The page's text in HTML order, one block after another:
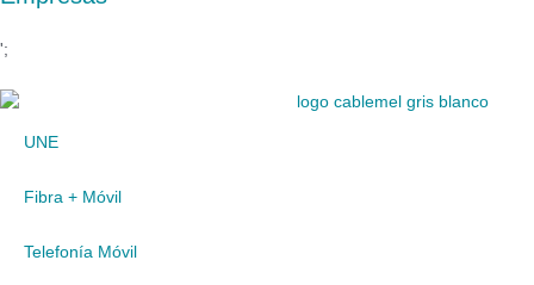
';
UNE
Fibra + Móvil
Telefonía Móvil